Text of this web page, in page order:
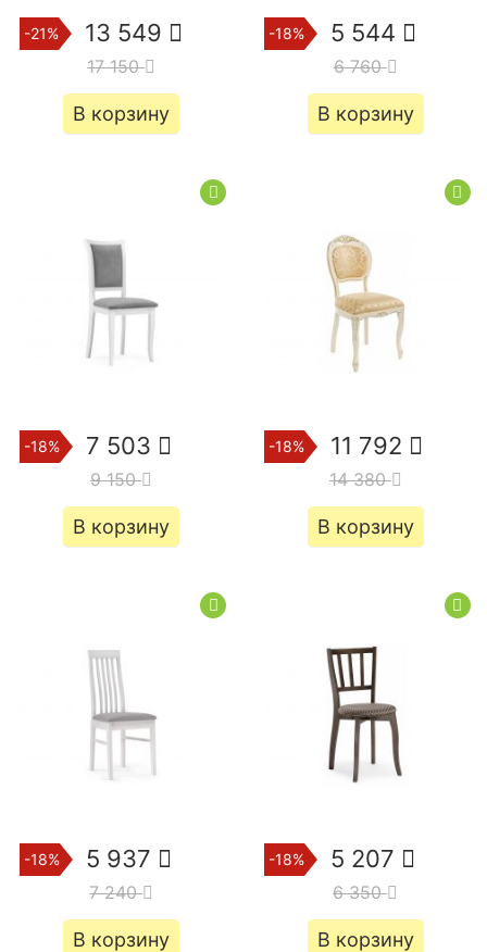
-21% 13 549
17 150
В корзину
-18% 5 544
6 760
В корзину
-18% 7 503
9 150
В корзину
-18% 11 792
14 380
В корзину
-18% 5 937
7 240
В корзину
-18% 5 207
6 350
В корзину